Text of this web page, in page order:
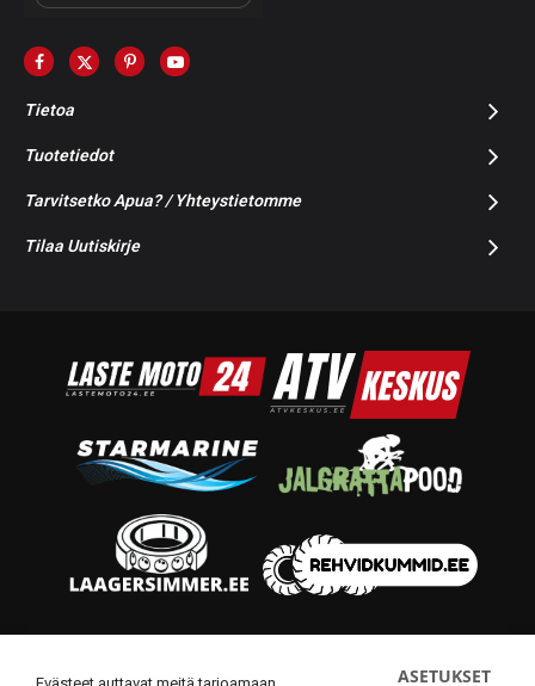
Tietoa
Tuotetiedot
Tarvitsetko Apua? / Yhteystietomme
Tilaa Uutiskirje
ASETUKSET